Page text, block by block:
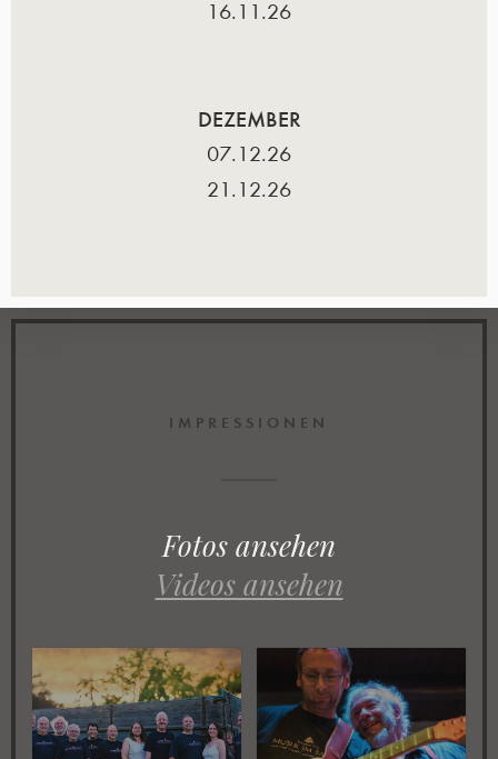
16.11.26
DEZEMBER
07.12.26
21.12.26
IMPRESSIONEN
Fotos ansehen
Videos ansehen